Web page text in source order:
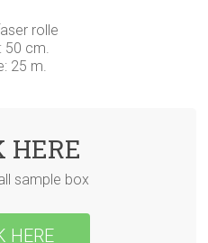
rolle
50 cm.
25 m.
HERE
sample box
HERE